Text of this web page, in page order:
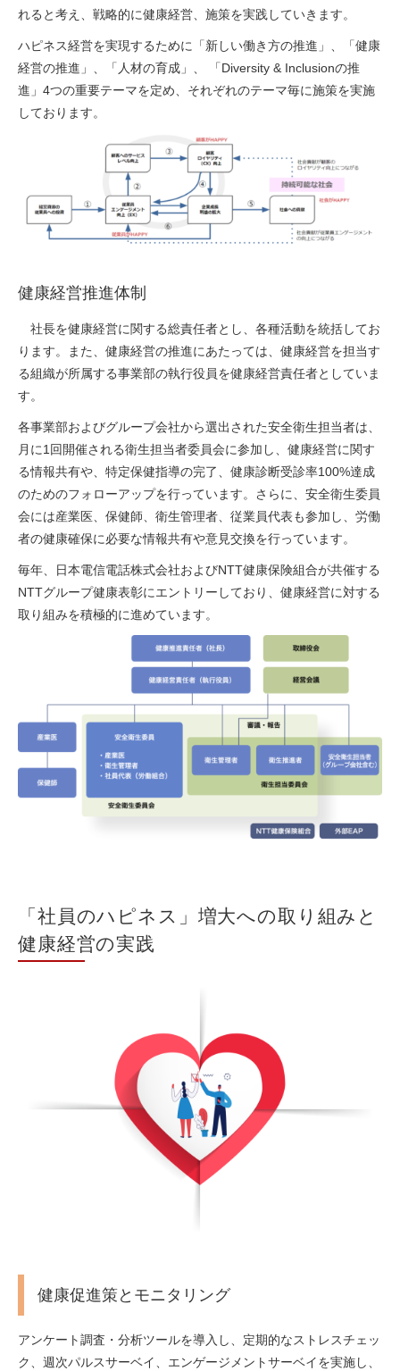
れると考え、戦略的に健康経営、施策を実践していきます。
ハピネス経営を実現するために「新しい働き方の推進」、「健康
経営の推進」、「人材の育成」、 「Diversity & Inclusionの推
進」4つの重要テーマを定め、それぞれのテーマ毎に施策を実施
しております。
健康経営推進体制
社長を健康経営に関する総責任者とし、各種活動を統括してお
ります。また、健康経営の推進にあたっては、健康経営を担当す
る組織が所属する事業部の執行役員を健康経営責任者としていま
す。
各事業部およびグループ会社から選出された安全衛生担当者は、
月に1回開催される衛生担当者委員会に参加し、健康経営に関す
る情報共有や、特定保健指導の完了、健康診断受診率100%達成
のためのフォローアップを行っています。さらに、安全衛生委員
会には産業医、保健師、衛生管理者、従業員代表も参加し、労働
者の健康確保に必要な情報共有や意見交換を行っています。
毎年、日本電信電話株式会社およびNTT健康保険組合が共催する
NTTグループ健康表彰にエントリーしており、健康経営に対する
取り組みを積極的に進めています。
「社員のハピネス」増大への取り組みと
健康経営の実践
健康促進策とモニタリング
アンケート調査・分析ツールを導入し、定期的なストレスチェッ
ク、週次パルスサーベイ、エンゲージメントサーベイを実施し、